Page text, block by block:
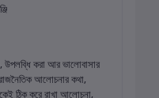
উপলব্ধি করা আর ভালোবাসার
আলোচনার কথা,
ঠিক করে রাখা আলোচনা,